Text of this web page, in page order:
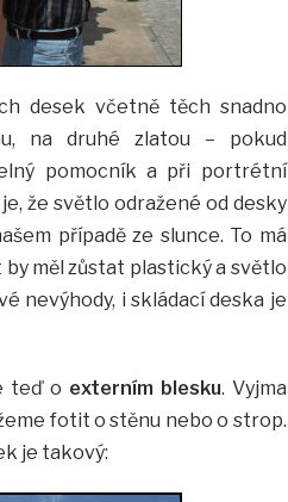
desek včetně těch snadno
na druhé zlatou – pokud
pomocník a při portrétní
že světlo odražené od desky
případě ze slunce. To má
by měl zůstat plastický a světlo
nevýhody, i skládací deska je
teď o externím blesku. Vyjma
fotit o stěnu nebo o strop.
je takový: